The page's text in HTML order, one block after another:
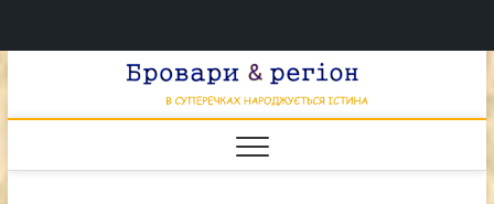
НАРОДЖУЄТЬСЯ